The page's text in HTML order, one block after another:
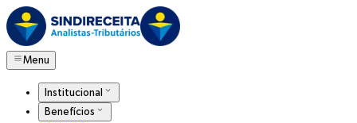
Menu
Institucional
Benefícios